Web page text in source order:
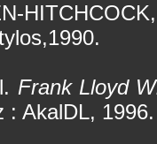
Frank Lloyd
: AkalDL, 1996.